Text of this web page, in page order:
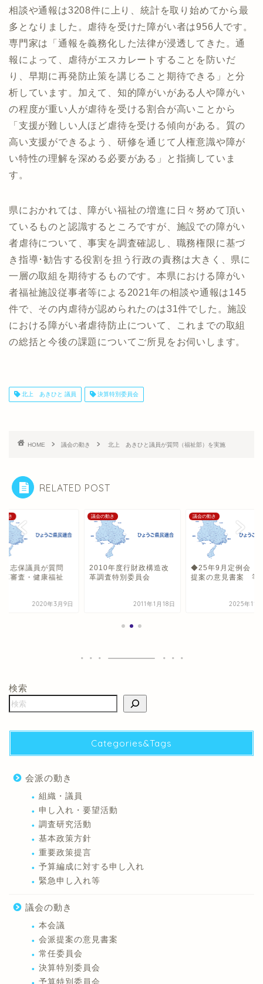
相談や通報は3208件に上り、統計を取り始めてから最
多となりました。虐待を受けた障がい者は956人です。
専門家は「通報を義務化した法律が浸透してきた。通
報によって、虐待がエスカレートすることを防いだ
り、早期に再発防止策を講じること期待できる」と分
析しています。加えて、知的障がいがある人や障がい
の程度が重い人が虐待を受ける割合が高いことから
「支援が難しい人ほど虐待を受ける傾向がある。質の
高い支援ができるよう、研修を通じて人権意識や障が
い特性の理解を深める必要がある」と指摘していま
す。
県におかれては、障がい福祉の増進に日々努めて頂い
ているものと認識するところですが、施設での障がい
者虐待について、事実を調査確認し、職務権限に基づ
き指導･勧告する役割を担う行政の責務は大きく、県に
一層の取組を期待するものです。本県における障がい
者福祉施設従事者等による2021年の相談や通報は145
件で、その内虐待が認められたのは31件でした。施設
における障がい者虐待防止について、これまでの取組
の総括と今後の課題についてご所見をお伺いします。
北上 あきひと 議員 決算特別委員会
HOME 議会の動き 北上 あきひと議員が質問（福祉部）を実施
RELATED POST
動き
志保議員が質問
算審査・健康福祉
2020年3月9日
議会の動き
2010年度行財政構造改
革調査特別委員会
2011年1月18日
議会の動き
◆25年9月定例会
提案の意見書案 等
2025年11
検索
Categories&Tags
会派の動き
組織・議員
申し入れ・要望活動
調査研究活動
基本政策方針
重要政策提言
予算編成に対する申し入れ
緊急申し入れ等
議会の動き
本会議
会派提案の意見書案
常任委員会
決算特別委員会
予算特別委員会